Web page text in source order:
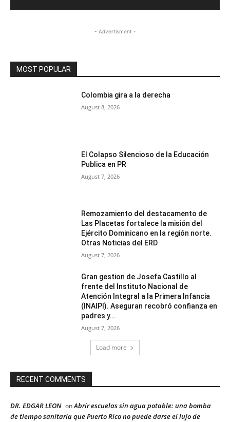
- Advertisment -
MOST POPULAR
Colombia gira a la derecha
August 8, 2026
El Colapso Silencioso de la Educación
Publica en PR
August 7, 2026
Remozamiento del destacamento de
Las Placetas fortalece la misión del
Ejército Dominicano en la región norte.
Otras Noticias del ERD
August 7, 2026
Gran gestion de Josefa Castillo al
frente del Instituto Nacional de
Atención Integral a la Primera Infancia
(INAIPI). Aseguran recobró confianza en
padres y...
August 7, 2026
Load more
RECENT COMMENTS
DR. EDGAR LEON onAbrir escuelas sin agua potable: una bomba
de tiempo sanitaria que Puerto Rico no puede darse el lujo de